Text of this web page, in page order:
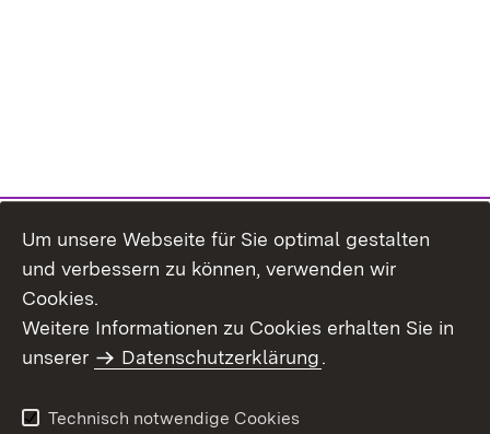
Um unsere Webseite für Sie optimal gestalten
und verbessern zu können, verwenden wir
Cookies.
Weitere Informationen zu Cookies erhalten Sie in
unserer
Datenschutzerklärung.
Technisch notwendige Cookies